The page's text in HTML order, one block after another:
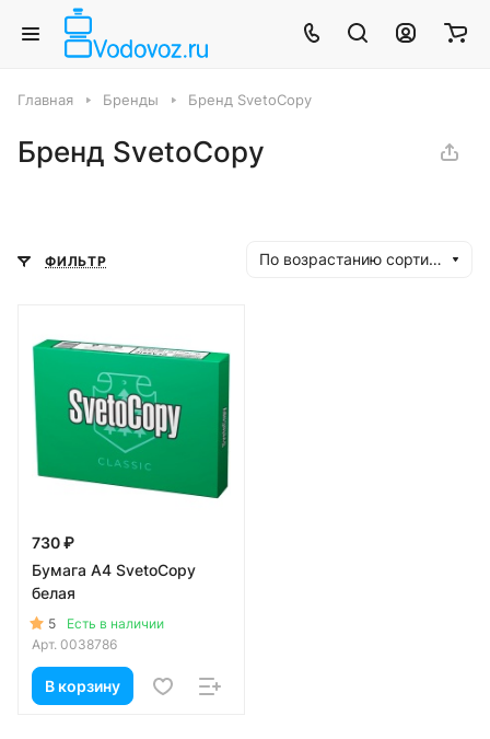
Главная Бренды Бренд SvetoCopy
Бренд SvetoCopy
ФИЛЬТР По возрастанию сортировки
730 ₽
Бумага А4 SvetoCopy
белая
5
Есть в наличии
Арт. 0038786
В корзину